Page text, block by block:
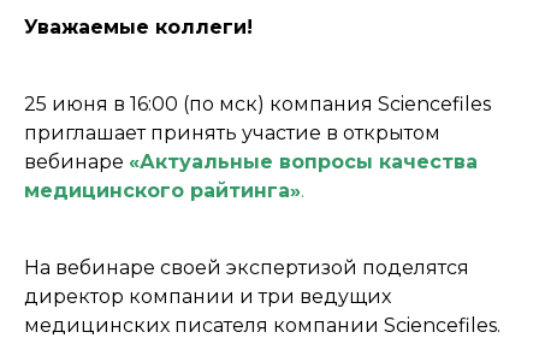
Уважаемые коллеги!
25 июня в 16:00 (по мск) компания Sciencefiles
приглашает принять участие в открытом
вебинаре «Актуальные вопросы качества
медицинского райтинга».
На вебинаре своей экспертизой поделятся
директор компании и три ведущих
медицинских писателя компании Sciencefiles.